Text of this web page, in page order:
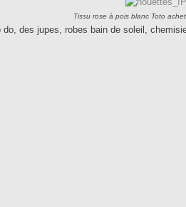
Tissu rose à pois blanc Toto
do, des jupes, robes bain de soleil,